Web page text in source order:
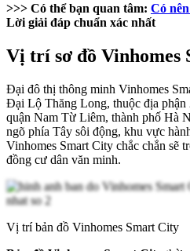
>>> Có thể bạn quan tâm: Có
Lời giải đáp chuẩn xác nhất
Vị trí sơ đồ Vinhomes
Đại đô thị thông minh Vinhomes
Đại Lộ Thăng Long, thuộc địa
quận Nam Từ Liêm, thành phố Hà
ngõ phía Tây sôi động, khu vực
Vinhomes Smart City chắc chắn sẽ
đồng cư dân văn minh.
Vị trí bản đồ Vinhomes Smart City